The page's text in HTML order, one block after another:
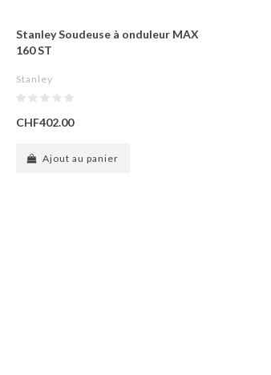
Stanley Soudeuse à onduleur MAX
160 ST
Stanley
CHF402.00
Ajout au panier